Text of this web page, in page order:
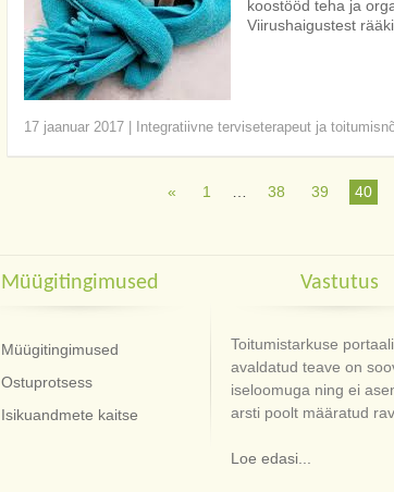
koostööd teha ja
Viirushaigustest
17 jaanuar 2017| Integratiivne terviseterapeut ja
« 1 38 39 40
Müügitingimused
Müügitingimused
Ostuprotsess
Isikuandmete kaitse
Vastutus
Toitumistarkuse
avaldatud teave on
iseloomuga ning ei
arsti poolt määratud
Loe edasi...